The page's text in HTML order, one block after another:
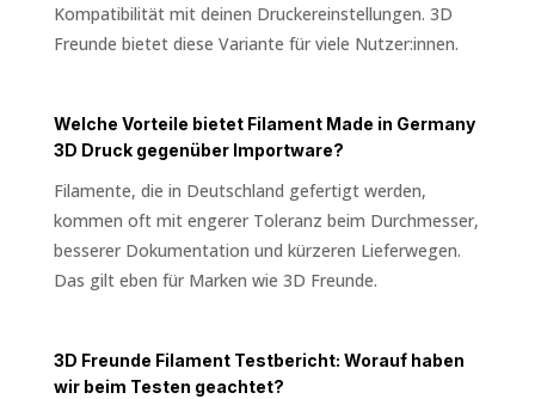
Kompatibilität mit deinen Druckereinstellungen. 3D
Freunde bietet diese Variante für viele Nutzer:innen.
Welche Vorteile bietet Filament Made in Germany
3D Druck gegenüber Importware?
Filamente, die in Deutschland gefertigt werden,
kommen oft mit engerer Toleranz beim Durchmesser,
besserer Dokumentation und kürzeren Lieferwegen.
Das gilt eben für Marken wie 3D Freunde.
3D Freunde Filament Testbericht: Worauf haben
wir beim Testen geachtet?